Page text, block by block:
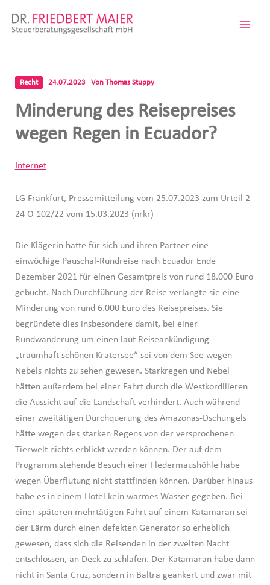
Inhalt
Recht 24.07.2023 Von Thomas Stuppy
Minderung des Reisepreises
wegen Regen in Ecuador?
Internet
LG Frankfurt, Pressemitteilung vom 25.07.2023 zum Urteil 2-
24 O 102/22 vom 15.03.2023 (nrkr)
Die Klägerin hatte für sich und ihren Partner eine
einwöchige Pauschal-Rundreise nach Ecuador Ende
Dezember 2021 für einen Gesamtpreis von rund 18.000 Euro
gebucht. Nach Durchführung der Reise verlangte sie eine
Minderung von rund 6.000 Euro des Reisepreises. Sie
begründete dies insbesondere damit, bei einer
Rundwanderung um einen laut Reiseankündigung
„traumhaft schönen Kratersee“ sei von dem See wegen
Nebels nichts zu sehen gewesen. Starkregen und Nebel
hätten außerdem bei einer Fahrt durch die Westkordilleren
die Aussicht auf die Landschaft verhindert. Auch während
einer zweitätigen Durchquerung des Amazonas-Dschungels
hätte wegen des starken Regens von der versprochenen
Tierwelt nichts erblickt werden können. Der auf dem
Programm stehende Besuch einer Fledermaushöhle habe
wegen Überflutung nicht stattfinden können. Darüber hinaus
habe es in einem Hotel kein warmes Wasser gegeben. Bei
einer späteren mehrtätigen Fahrt auf einem Katamaran sei
der Lärm durch einen defekten Generator so erheblich
gewesen, dass sich die Reisenden in der zweiten Nacht
entschlossen, an Deck zu schlafen. Der Katamaran habe dann
nicht in Santa Cruz, sondern in Baltra geankert und zwar mit